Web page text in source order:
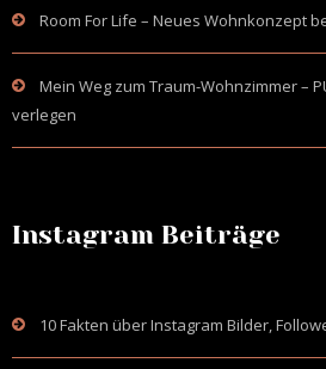
Room For Life – Neues Wohnkonzept
Mein Weg zum Traum-Wohnzimmer –
verlegen
Instagram Beiträge
10 Fakten über Instagram Bilder,